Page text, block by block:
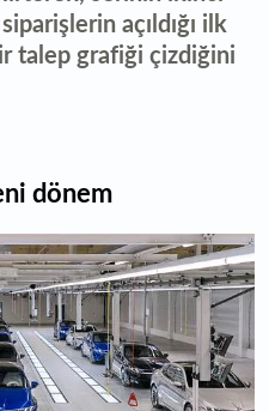
açıldığı ilk
talep grafiği çizdiğini
dönem